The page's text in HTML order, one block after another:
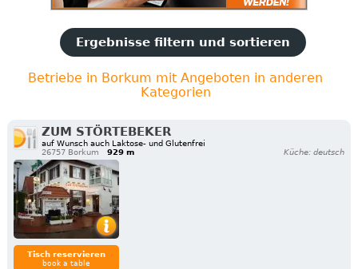
Ergebnisse filtern und sortieren
Betriebe in Borkum mit Angeboten in anderen
Kategorien
ZUM STÖRTEBEKER
auf Wunsch auch Laktose- und Glutenfrei
26757 Borkum
929 m Küche: deutsch
Tisch reservieren
book a table